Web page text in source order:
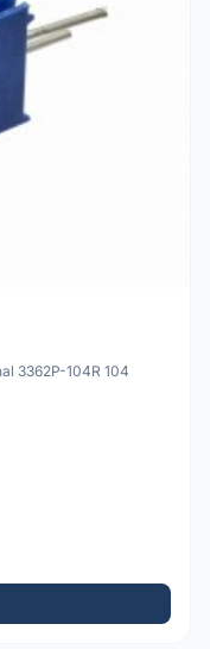
3362P-104R 104